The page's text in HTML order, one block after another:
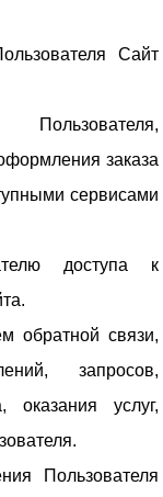
Сайт
заказа
сервисами
доступа к
обратной связи,
запросов,
оказания услуг,
Пользователя